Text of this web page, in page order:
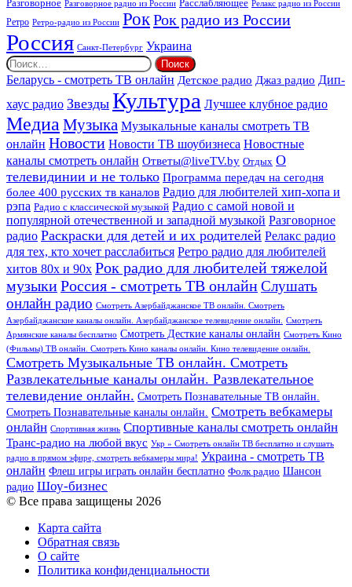
Разговорное Разговорное радио из России Расслабляющее Релакс радио из России
Ретро Ретро-радио из России РокРок радио из России
Россия Санкт-Петербург Украина
Найти:
Беларусь - смотреть ТВ онлайн Детское радио Джаз радио Дип-
хаус радио Звезды Культура Лучшее клубное радио
Медиа Музыка Музыкальные каналы смотреть ТВ
онлайн Новости Новости ТВ шоубизнеса Новостные
каналы смотреть онлайн Ответы@liveTV.by Отдых О
телевидинии и не только Программа передач на сегодня
более 400 русских тв каналов Радио для любителей хип-хопа и
рэпа Радио с классической музыкой Радио с самой новой и
популярной отечественной и западной музыкой Разговорное
радио Раскраски для детей и их родителей Релакс радио
для тех, кто хочет расслабиться Ретро радио для любителей
хитов 80х и 90х Рок радио для любителей тяжелой
музыкиРоссия - смотреть ТВ онлайнСлушать
онлайн радио Смотреть Азербайджанское ТВ онлайн. Смотреть
Азербайджанские каналы онлайн. Азербайджанское телевидение онлайн.
Смотреть
Армянские каналы бесплатно Смотреть Десткие каналы онлайн Смотреть Кино
(Фильмы) ТВ онлайн. Смотреть Кино каналы онлайн. Кино телевидение онлайн.
Смотреть Музыкальные ТВ онлайн. Смотреть
Развлекательные каналы онлайн. Развлекательное
телевидение онлайн. Смотреть Познавательные ТВ онлайн.
Смотреть Познавательные каналы онлайн. Смотреть вебкамеры
онлайн Спортивная жизнь Спортивные каналы смотреть онлайн
Транс-радио на любой вкус Укр » Смотреть онлайн ТВ бесплатно и слушать
радио в прямом эфире, смотреть вебкамеры мира! Украина - смотреть ТВ
онлайн Флеш игры играть онлайн бесплатно Фолк радио Шансон
радио Шоу-бизнес
© Все права защищены 2026
Карта сайта
Обратная связь
О сайте
Политика конфиденциальности